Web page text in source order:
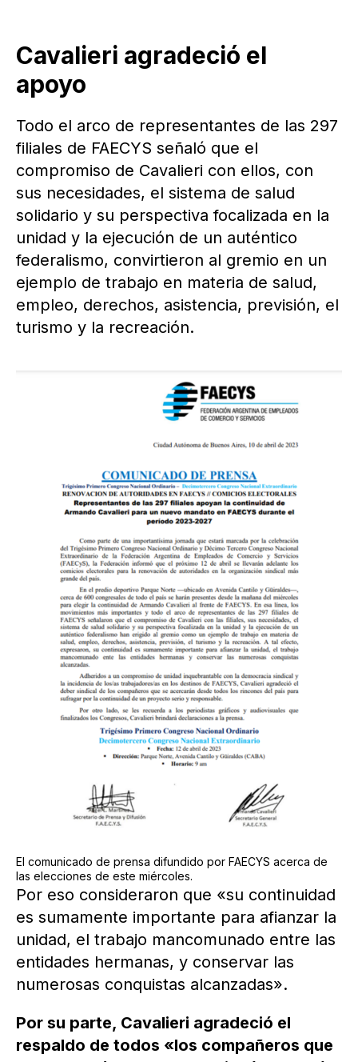
Cavalieri agradeció el
apoyo
Todo el arco de representantes de las 297
filiales de FAECYS señaló que el
compromiso de Cavalieri con ellos, con
sus necesidades, el sistema de salud
solidario y su perspectiva focalizada en la
unidad y la ejecución de un auténtico
federalismo, convirtieron al gremio en un
ejemplo de trabajo en materia de salud,
empleo, derechos, asistencia, previsión, el
turismo y la recreación.
El comunicado de prensa difundido por FAECYS acerca de
las elecciones de este miércoles.
Por eso consideraron que «su continuidad
es sumamente importante para afianzar la
unidad, el trabajo mancomunado entre las
entidades hermanas, y conservar las
numerosas conquistas alcanzadas».
Por su parte, Cavalieri agradeció el
respaldo de todos «los compañeros que